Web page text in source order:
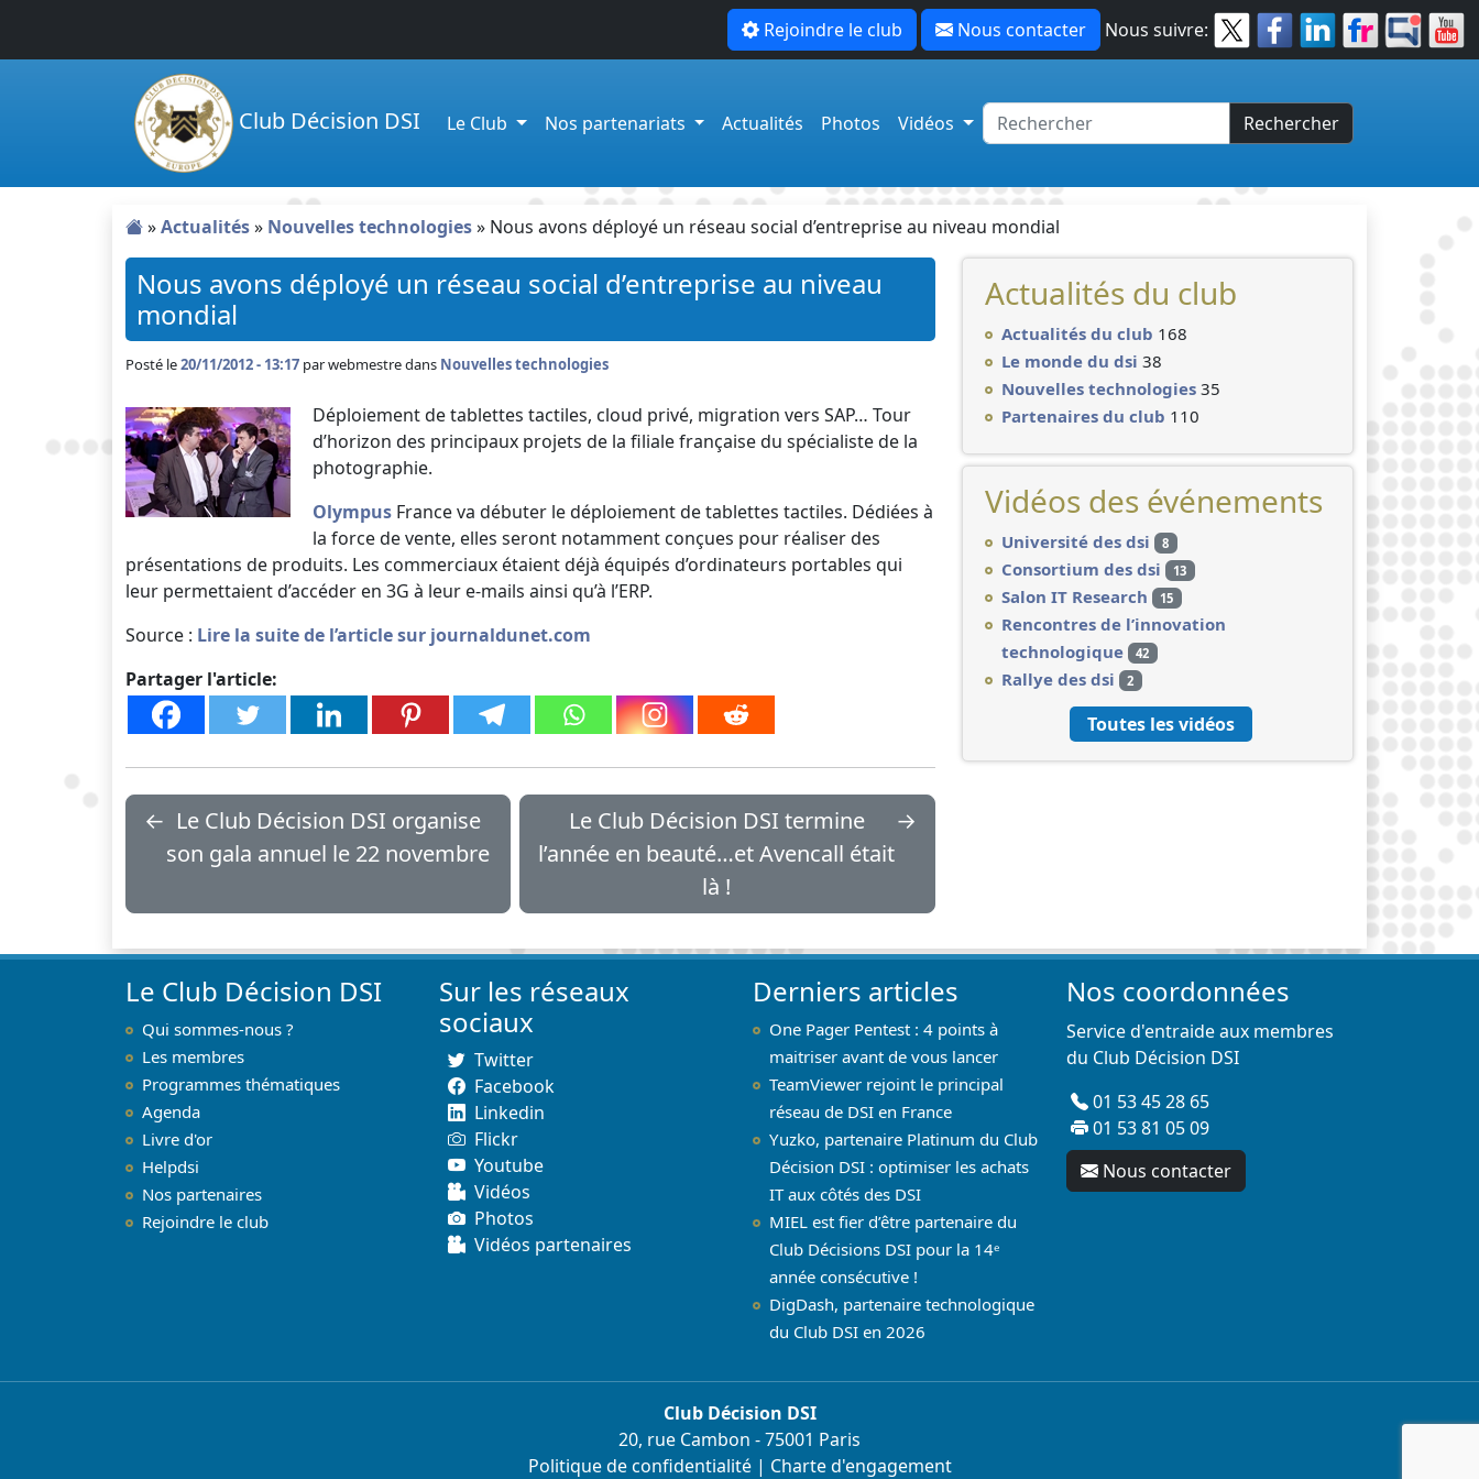
Rejoindre le club Nous contacter Nous suivre:
Club Décision DSI Le Club Nos partenariats Actualités Photos Vidéos Rechercher
»Actualités» Nouvelles technologies» Nous avons déployé un réseau social d’entreprise au niveau mondial
Nous avons déployé un réseau social d’entreprise au niveau
mondial
Posté le20/11/2012 - 13:17 parwebmestre dans Nouvelles technologies
Déploiement de tablettes tactiles, cloud privé, migration vers SAP… Tour
d’horizon des principaux projets de la filiale française du spécialiste de la
photographie.
Olympus France va débuter le déploiement de tablettes tactiles. Dédiées à
la force de vente, elles seront notamment conçues pour réaliser des
présentations de produits. Les commerciaux étaient déjà équipés d’ordinateurs portables qui
leur permettaient d’accéder en 3G à leur e-mails ainsi qu’à l’ERP.
Source : Lire la suite de l’article sur journaldunet.com
Partager l'article:
← Le Club Décision DSI organise
son gala annuel le 22 novembre
Le Club Décision DSI termine
l’année en beauté…et Avencall était
là !
→
Actualités du club
Actualités du club 168
Le monde du dsi 38
Nouvelles technologies 35
Partenaires du club 110
Vidéos des événements
Université des dsi 8
Consortium des dsi 13
Salon IT Research 15
Rencontres de l’innovation
technologique
42
Rallye des dsi 2
Toutes les vidéos
Le Club Décision DSI
Qui sommes-nous ?
Les membres
Programmes thématiques
Agenda
Livre d'or
Helpdsi
Nos partenaires
Rejoindre le club
Sur les réseaux
sociaux
Twitter
Facebook
Linkedin
Flickr
Youtube
Vidéos
Photos
Vidéos partenaires
Derniers articles
One Pager Pentest : 4 points à
maitriser avant de vous lancer
TeamViewer rejoint le principal
réseau de DSI en France
Yuzko, partenaire Platinum du Club
Décision DSI : optimiser les achats
IT aux côtés des DSI
MIEL est fier d’être partenaire du
Club Décisions DSI pour la 14ᵉ
année consécutive !
DigDash, partenaire technologique
du Club DSI en 2026
Nos coordonnées
Service d'entraide aux membres
du Club Décision DSI
01 53 45 28 65
01 53 81 05 09
Nous contacter
Club Décision DSI
20, rue Cambon - 75001 Paris
Politique de confidentialité| Charte d'engagement